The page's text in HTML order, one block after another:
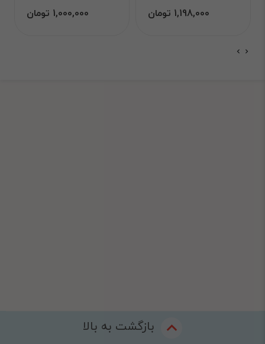
1,198,000 تومان 1,000,000 تومان
بازگشت به بالا